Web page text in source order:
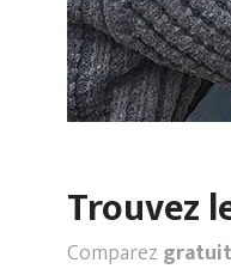
Trouvez
Comparez